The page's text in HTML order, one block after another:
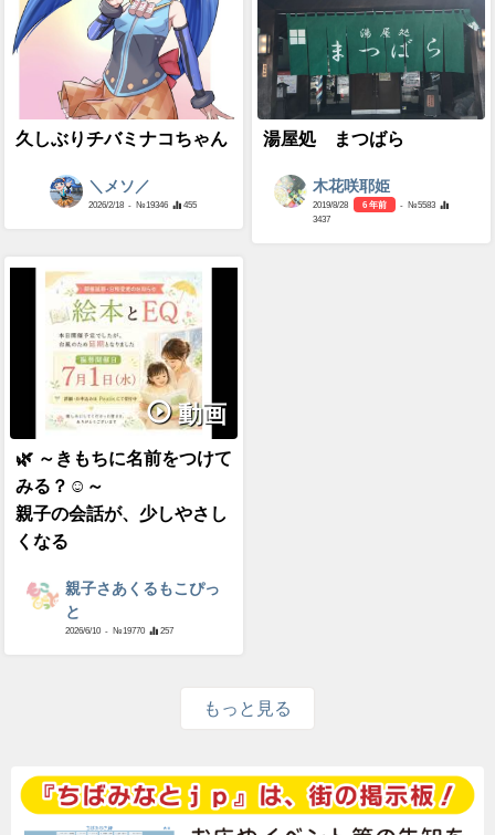
久しぶりチバミナコちゃん
＼メソ／
2026/2/18 - №19346 455
湯屋処 まつばら
木花咲耶姫
2019/8/28 6 年前
- №5583
3437
動画
🌿 ～きもちに名前をつけて
みる？☺～
親子の会話が、少しやさし
くなる
親子さあくるもこぴっ
と
2026/6/10 - №19770 257
もっと見る